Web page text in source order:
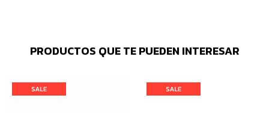
PRODUCTOS QUE TE PUEDEN INTERESAR